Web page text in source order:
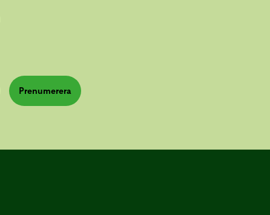
Prenumerera